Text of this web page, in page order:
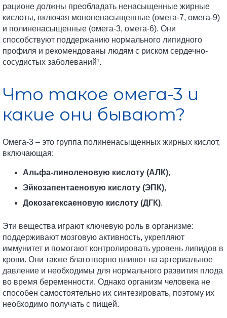
рационе должны преобладать ненасыщенные жирные
кислоты, включая мононенасыщенные (омега-7, омега-9)
и полиненасыщенные (омега-3, омега-6). Они
способствуют поддержанию нормального липидного
профиля и рекомендованы людям с риском сердечно-
сосудистых заболеваний¹.
Что такое омега-3 и
какие они бывают?
Омега-3 – это группа полиненасыщенных жирных кислот,
включающая:
Альфа-линоленовую кислоту (АЛК),
Эйкозапентаеновую кислоту (ЭПК),
Докозагексаеновую кислоту (ДГК).
Эти вещества играют ключевую роль в организме:
поддерживают мозговую активность, укрепляют
иммунитет и помогают контролировать уровень липидов в
крови. Они также благотворно влияют на артериальное
давление и необходимы для нормального развития плода
во время беременности. Однако организм человека не
способен самостоятельно их синтезировать, поэтому их
необходимо получать с пищей.